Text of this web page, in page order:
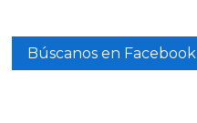
Búscanos en Facebook